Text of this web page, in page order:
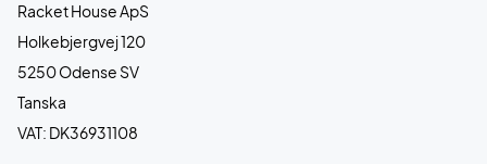
Racket House ApS
Holkebjergvej 120
5250 Odense SV
Tanska
VAT: DK36931108